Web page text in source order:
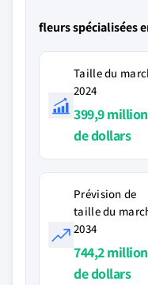
fleurs spécialisées
Taille du
2024
399,9
de dollars
Prévision de
taille du
2034
744,2
de dollars